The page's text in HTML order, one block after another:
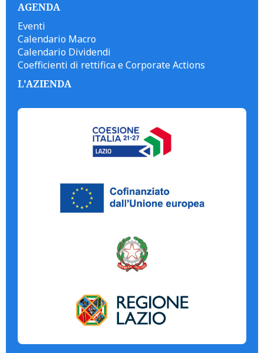
AGENDA
Eventi
Calendario Macro
Calendario Dividendi
Coefficienti di rettifica e Corporate Actions
L'AZIENDA